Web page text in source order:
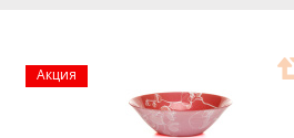
Акция